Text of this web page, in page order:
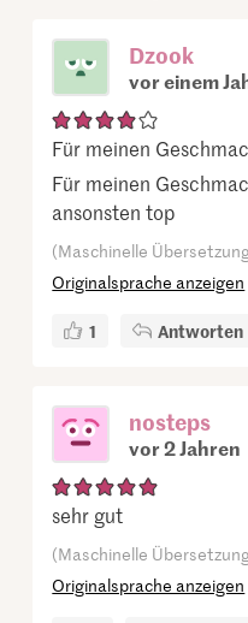
Dzook
vor einem
Für meinen
Für meinen
ansonsten top
(Maschinelle
Originalsprache anzeigen
1 Antworten
nosteps
vor 2 Jahren
sehr gut
(Maschinelle
Originalsprache anzeigen